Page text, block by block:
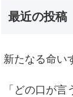
最近の投稿
新たなる命い
「どの口が言